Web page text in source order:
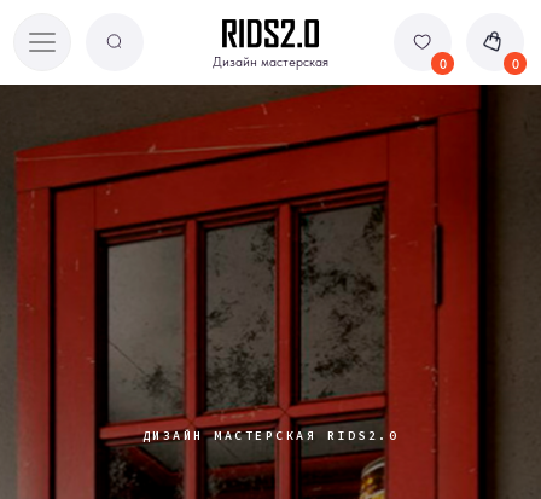
Дизайн мастерская 0
Дизайн мастерская
ДИЗАЙН МАСТЕРСКАЯ RIDS2.0